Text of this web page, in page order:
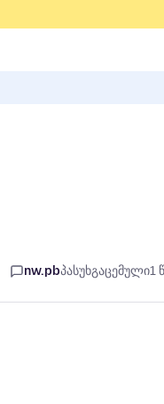
nw.pbპასუხგაცემული1